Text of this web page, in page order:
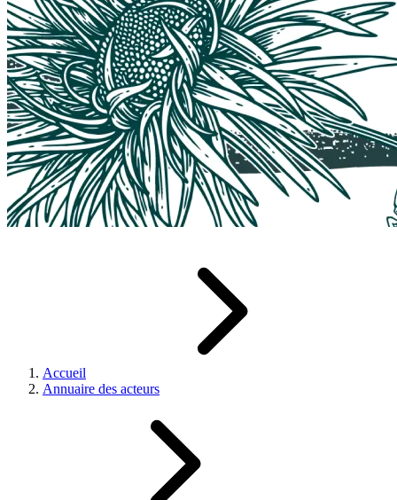
Accueil
Annuaire des acteurs